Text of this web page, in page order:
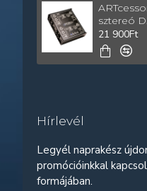
sztereó
21 900Ft
Hírlevél
Legyél naprakész
promócióinkkal
formájában.